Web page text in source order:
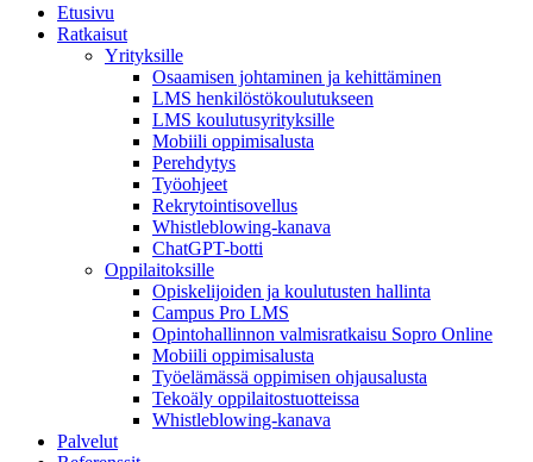
Close
Menu
Etusivu
Ratkaisut
Yrityksille
Osaamisen johtaminen ja kehittäminen
LMS henkilöstökoulutukseen
LMS koulutusyrityksille
Mobiili oppimisalusta
Perehdytys
Työohjeet
Rekrytointisovellus
Whistleblowing-kanava
ChatGPT-botti
Oppilaitoksille
Opiskelijoiden ja koulutusten hallinta
Campus Pro LMS
Opintohallinnon valmisratkaisu Sopro Online
Mobiili oppimisalusta
Työelämässä oppimisen ohjausalusta
Tekoäly oppilaitostuotteissa
Whistleblowing-kanava
Palvelut